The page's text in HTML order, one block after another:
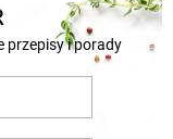
przepisy i porady